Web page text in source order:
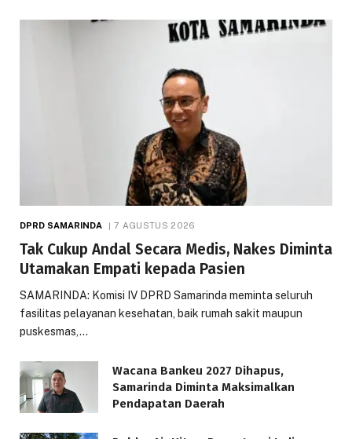
DPRD SAMARINDA 7 AGUSTUS 2026
Tak Cukup Andal Secara Medis, Nakes Diminta
Utamakan Empati kepada Pasien
SAMARINDA: Komisi IV DPRD Samarinda meminta seluruh
fasilitas pelayanan kesehatan, baik rumah sakit maupun
puskesmas,…
Wacana Bankeu 2027 Dihapus,
Samarinda Diminta Maksimalkan
Pendapatan Daerah